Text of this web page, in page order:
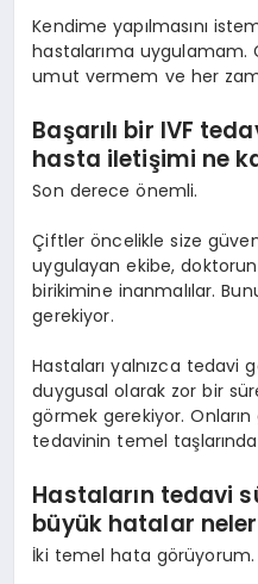
Kendime yapılmasını
hastalarıma uygulamam.
umut vermem ve her
Başarılı bir IVF
hasta iletişimi ne
Son derece önemli.
Çiftler öncelikle size
uygulayan ekibe,
birikimine inanmalılar.
gerekiyor.
Hastaları yalnızca tedavi
duygusal olarak zor bir
görmek gerekiyor. Onların
tedavinin temel
Hastaların tedavi
büyük hatalar
İki temel hata görüyorum.